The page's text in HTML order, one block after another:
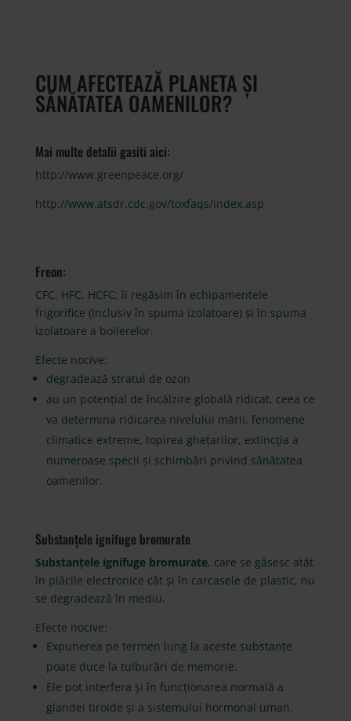
CUM AFECTEAZĂ PLANETA ȘI
SĂNĂTATEA OAMENILOR?
Mai multe detalii gasiti aici:
http://www.greenpeace.org/
http://www.atsdr.cdc.gov/toxfaqs/index.asp
Freon:
CFC, HFC, HCFC; îi regăsim în echipamentele
frigorifice (inclusiv în spuma izolatoare) și în spuma
izolatoare a boilerelor.
Efecte nocive:
degradează stratul de ozon
au un potențial de încălzire globală ridicat, ceea ce
va determina ridicarea nivelului mării, fenomene
climatice extreme, topirea ghețarilor, extincția a
numeroase specii și schimbări privind sănătatea
oamenilor.
Substanțele ignifuge bromurate
Substanțele ignifuge bromurate, care se găsesc atât
în plăcile electronice cât și în carcasele de plastic, nu
se degradează în mediu.
Efecte nocive:
Expunerea pe termen lung la aceste substanțe
poate duce la tulburări de memorie.
Ele pot interfera și în funcționarea normală a
glandei tiroide și a sistemului hormonal uman.